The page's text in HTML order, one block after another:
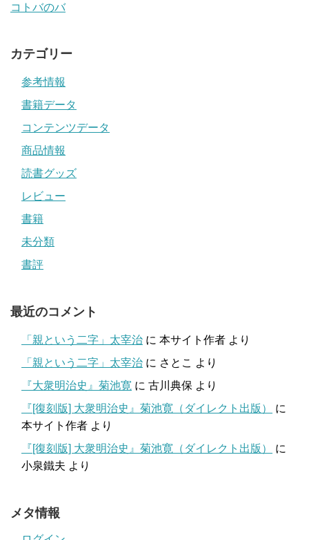
コトバのバ
カテゴリー
参考情報
書籍データ
コンテンツデータ
商品情報
読書グッズ
レビュー
書籍
未分類
書評
最近のコメント
「親という二字」太宰治 に 本サイト作者 より
「親という二字」太宰治 に さとこ より
『大衆明治史』菊池寛 に 古川典保 より
『[復刻版] 大衆明治史』菊池寛（ダイレクト出版）
に
本サイト作者 より
『[復刻版] 大衆明治史』菊池寛（ダイレクト出版）
に
小泉鐵夫 より
メタ情報